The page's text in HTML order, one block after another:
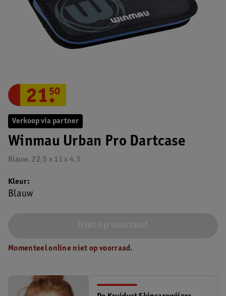
Verkoop via partner
Winmau Urban Pro Dartcase
Blauw, 22,5 x 11 x 4,5
21.
50
Kleur
Blauw
Momenteel online niet op voorraad.